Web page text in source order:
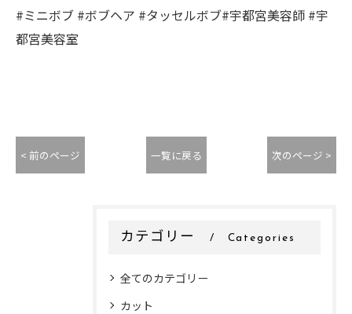
#ミニボブ #ボブヘア #タッセルボブ#宇都宮美容師 #宇
都宮美容室
< 前のページ 一覧に戻る 次のページ >
カテゴリー Categories
全てのカテゴリー
カット